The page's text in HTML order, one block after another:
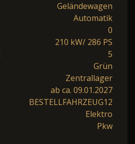
Geländewagen
Automatik
0
210 kW/ 286 PS
5
Grün
Zentrallager
ab ca. 09.01.2027
BESTELLFAHRZEUG12
Elektro
Pkw